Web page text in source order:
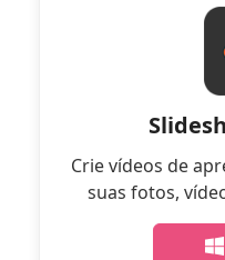
Crie vídeos de
suas fotos,